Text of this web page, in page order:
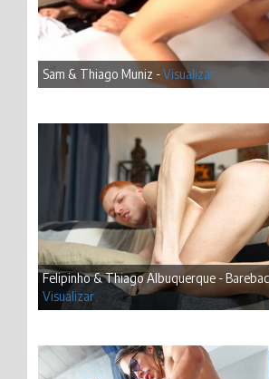
Sam & Thiago Muniz -Visualizar
Felipinho & Thiago Albuquerque -
Visualizar